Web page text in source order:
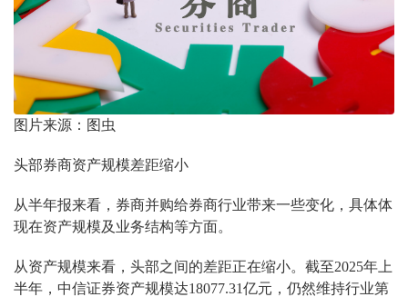
图片来源：图虫
头部券商资产规模差距缩小
从半年报来看，券商并购给券商行业带来一些变化，具体体
现在资产规模及业务结构等方面。
从资产规模来看，头部之间的差距正在缩小。截至2025年上
半年，中信证券资产规模达18077.31亿元，仍然维持行业第